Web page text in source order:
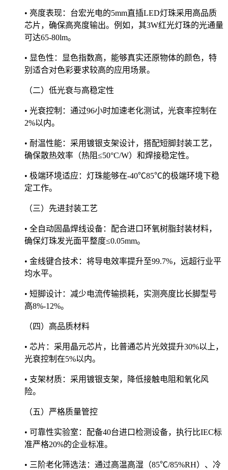
• 亮度表现：台宏光电的5mm直插LED灯珠采用高品质
芯片，确保高亮度输出。例如，其3W红光灯珠的光通量
可达65-80lm。
• 显色性：显色指数高，能够真实还原物体的颜色，特
别适合对色彩要求较高的应用场景。
（二）低光衰与高稳定性
• 光衰控制：通过96小时加速老化测试，光衰率控制在
2%以内。
• 耐温性能：采用镀银支架设计，搭配短脚封装工艺，
确保散热效率（热阻≤50°C/W）和焊接稳定性。
• 极端环境适应：灯珠能够在-40℃85℃的极端环境下稳
定工作。
（三）先进封装工艺
• 全自动固晶焊线设备：配合进口环氧树脂封装材料，
确保灯珠发光面平整度≤0.05mm。
• 金线键合技术：将导电效率提升至99.7%，远超行业平
均水平。
• 短脚设计：减少电流传输损耗，实测亮度比长脚型号
高8%-12%。
（四）高品质材料
• 芯片：采用晶元芯片，比普通芯片光效提升30%以上，
光衰控制在5%以内。
• 支架材质：采用镀银支架，降低接触电阻和氧化风
险。
（五）严格质量管控
• 可靠性实验室：配备40台进口检测设备，执行比IEC标
准严格20%的企业标准。
• 三阶老化筛选法：通过高温高湿（85℃/85%RH）、冷